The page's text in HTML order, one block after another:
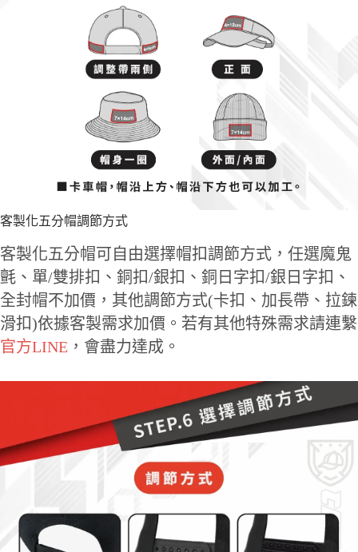
客製化五分帽調節方式
客製化五分帽可自由選擇帽扣調節方式，任選魔鬼
氈、單/雙排扣、銅扣/銀扣、銅日字扣/銀日字扣、
全封帽不加價，其他調節方式(卡扣、加長帶、拉鍊
滑扣)依據客製需求加價。若有其他特殊需求請連繫
官方LINE ，會盡力達成。